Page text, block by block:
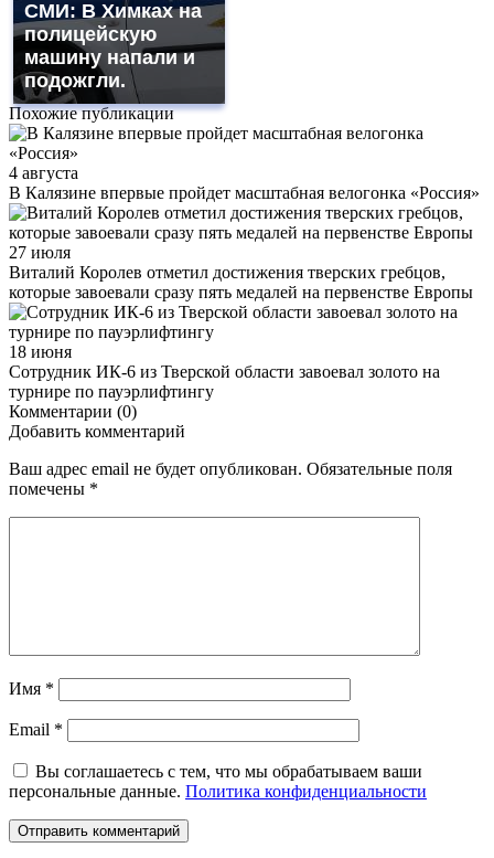
СМИ: В Химках на
полицейскую
машину напали и
подожгли.
Похожие публикации
4 августа
В Калязине впервые пройдет масштабная велогонка «Россия»
27 июля
Виталий Королев отметил достижения тверских гребцов,
которые завоевали сразу пять медалей на первенстве Европы
18 июня
Сотрудник ИК-6 из Тверской области завоевал золото на
турнире по пауэрлифтингу
Комментарии (0)
Добавить комментарий
Ваш адрес email не будет опубликован. Обязательные поля
помечены *
Имя *
Email *
Вы соглашаетесь с тем, что мы обрабатываем ваши
персональные данные. Политика конфиденциальности